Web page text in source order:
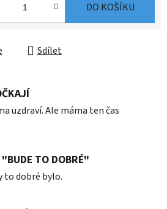
DO KOŠÍKU
Sdílet
uzdraví. Ale máma ten čas
TO DOBRÉ"
to dobré bylo.